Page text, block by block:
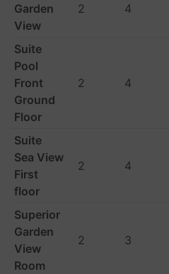
Garden
View
2 4
Suite
Pool
Front
Ground
Floor
2 4
Suite
Sea View
First
floor
2 4
Superior
Garden
View
Room
2 3